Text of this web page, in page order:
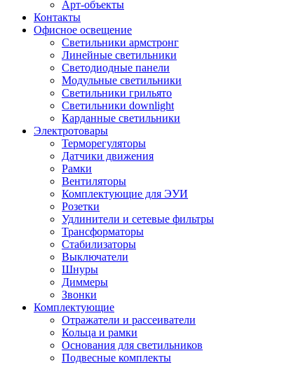
Арт-объекты
Контакты
Офисное освещение
Светильники армстронг
Линейные светильники
Светодиодные панели
Модульные светильники
Светильники грильято
Светильники downlight
Карданные светильники
Электротовары
Терморегуляторы
Датчики движения
Рамки
Вентиляторы
Комплектующие для ЭУИ
Розетки
Удлинители и сетевые фильтры
Трансформаторы
Стабилизаторы
Выключатели
Шнуры
Диммеры
Звонки
Комплектующие
Отражатели и рассеиватели
Кольца и рамки
Основания для светильников
Подвесные комплекты